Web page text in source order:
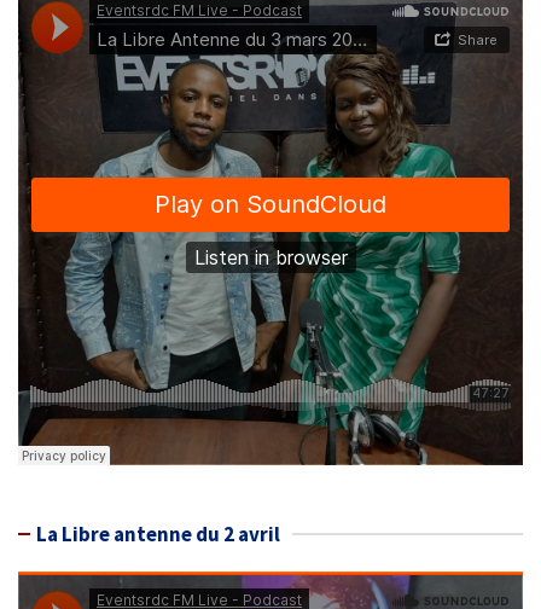
La Libre antenne du 2 avril